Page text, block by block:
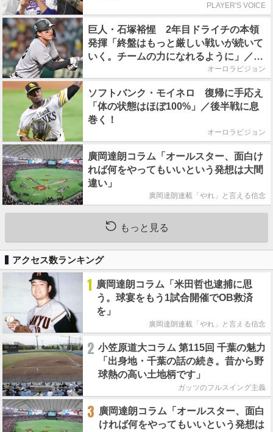
PLAYER'S VOICE
巨人・石塚裕惺 2年目ドライチの本領
発揮「終盤はもっと厳しい戦いが続いて
いく。チームの力になれるように」／後
オーロラビジョン
ソフトバンク・モイネロ 復帰に手応え
「体の状態はほぼ100%」／後半戦に息
巻く！
オーロラビジョン
廣岡達朗コラム「オールスター、面白け
れば何をやってもいいという発想は大間
違い」
廣岡達朗連載「やれ」と言える信念
もっと見る
アクセス数ランキング
1 廣岡達朗コラム「米田哲也逮捕に思
う。球宴をもう1試合開催でOB救済
を」
廣岡達朗連載「やれ」と言える信念
2 小笠原道大コラム 第115回 千葉の魅力
「出身地・千葉の話の続き。昔から野
球熱の高い土地柄です」
ガッツのフルスイング主義
3 廣岡達朗コラム「オールスター、面白
ければ何をやってもいいという発想は